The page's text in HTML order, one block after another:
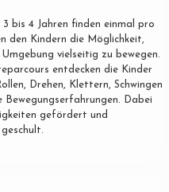
bis 4 Jahren finden einmal pro
den Kindern die Möglichkeit,
vielseitig zu bewegen.
entdecken die Kinder
Drehen, Klettern, Schwingen
Bewegungserfahrungen. Dabei
gefördert und